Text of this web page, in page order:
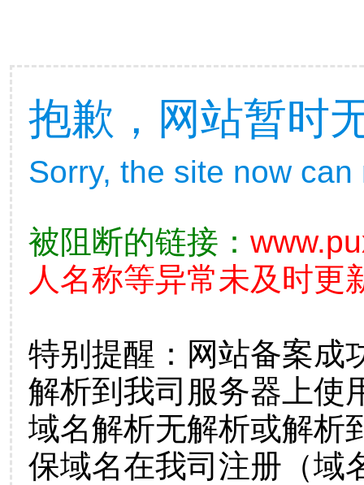
抱歉，网站暂时
Sorry, the site now
被阻断的链接：
人名称等异常未及时更
特别提醒：网站备案成
解析到我司服务器上使
域名解析无解析或解析
保域名在我司注册（域